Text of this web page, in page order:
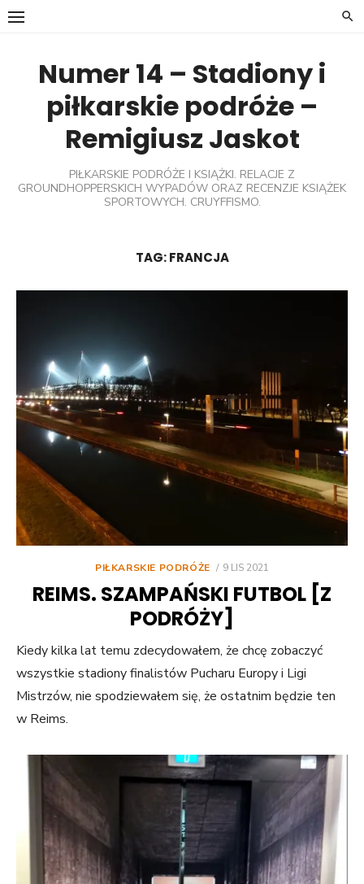
Skip
Numer 14 – Stadiony i
piłkarskie podróże –
Remigiusz Jaskot
PIŁKARSKIE PODRÓŻE I KSIĄŻKI. RELACJE Z
GROUNDHOPPERSKICH WYPADÓW ORAZ RECENZJE KSIĄŻEK
SPORTOWYCH. CRUYFFISMO.
TAG:FRANCJA
PIŁKARSKIE PODRÓŻE
POSTED
9 LIS 2021
REIMS. SZAMPAŃSKI FUTBOL [Z
PODRÓŻY]
Kiedy kilka lat temu zdecydowałem, że chcę zobaczyć
wszystkie stadiony finalistów Pucharu Europy i Ligi
Mistrzów, nie spodziewałem się, że ostatnim będzie ten
w Reims.